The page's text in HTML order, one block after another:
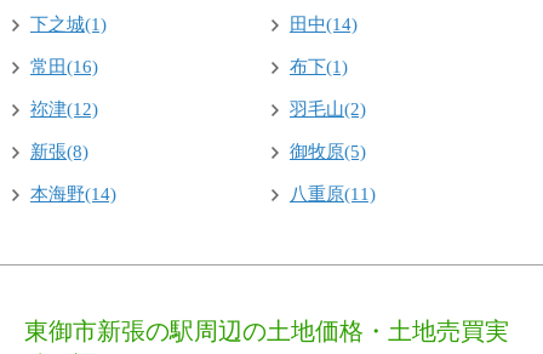
下之城(1) 田中(14)
常田(16) 布下(1)
祢津(12) 羽毛山(2)
新張(8) 御牧原(5)
本海野(14) 八重原(11)
東御市新張の駅周辺の土地価格・土地売買実